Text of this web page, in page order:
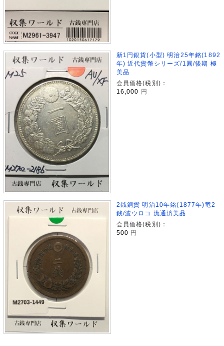
新1円銀貨(小型) 明治25年銘(1892
年) 近代貨幣シリーズ/1圓/後期 極
美品
会員価格(税別)：
16,000
円
2銭銅貨 明治10年銘(1877年)竜2
銭/波ウロコ 流通済美品
会員価格(税別)：
500 円